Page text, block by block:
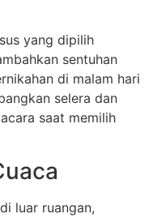
yang dipilih
sentuhan
di malam hari
selera dan
saat memilih
luar ruangan,